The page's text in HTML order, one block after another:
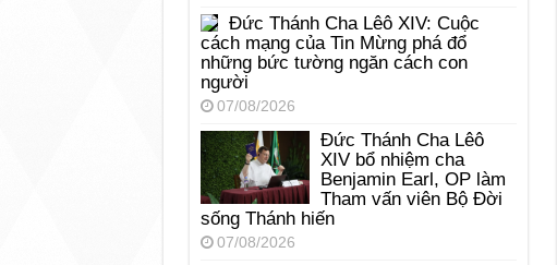
Đức Thánh Cha Lêô XIV: Cuộc
cách mạng của Tin Mừng phá đổ
những bức tường ngăn cách con
người
07/08/2026
Đức Thánh Cha Lêô
XIV bổ nhiệm cha
Benjamin Earl, OP làm
Tham vấn viên Bộ Đời
sống Thánh hiến
07/08/2026